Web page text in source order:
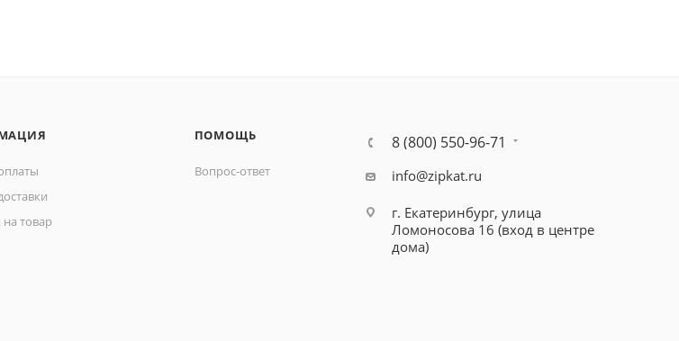
на товар
ПОМОЩЬ
Вопрос-ответ
8 (800) 550-96-71
info@zipkat.ru
г. Екатеринбург, улица
Ломоносова 16 (вход в центре
дома)